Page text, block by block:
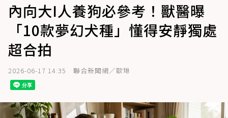
內向大I人養狗必參考！獸醫曝
「10款夢幻犬種」懂得安靜獨處
超合拍
2026-06-17 14:35 聯合新聞網／歐琳